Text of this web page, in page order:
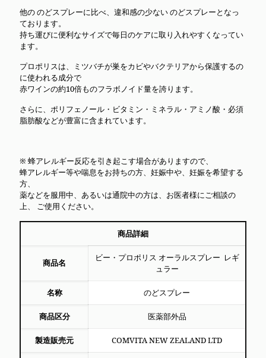
他の のどスプレーに比べ、違和感の少ない のどスプレーとなっ
ております。
持ち運びに便利なサイズで毎日のケアに取り入れやすくなってい
ます。
プロポリスは、ミツバチが巣をカビやバクテリアから保護するの
に使われる成分で
赤ワインの約10倍ものフラボノイド量を誇ります。
さらに、ポリフェノール・ビタミン・ミネラル・アミノ酸・必須
脂肪酸などが豊富に含まれています。
※ 蜂アレルギー反応を引き起こす場合がありますので、
蜂アレルギー等や喘息をお持ちの方、妊娠中や、妊娠を希望する
方、
薬などを服用中、あるいは通院中の方は、お医者様にご相談の
上、 ご使用ください。
商品詳細
商品名
ビー・プロポリス オーラルスプレー レギ
ュラー
名称 のどスプレー
商品区分 医薬部外品
製造販売元 COMVITA NEW ZEALAND LTD